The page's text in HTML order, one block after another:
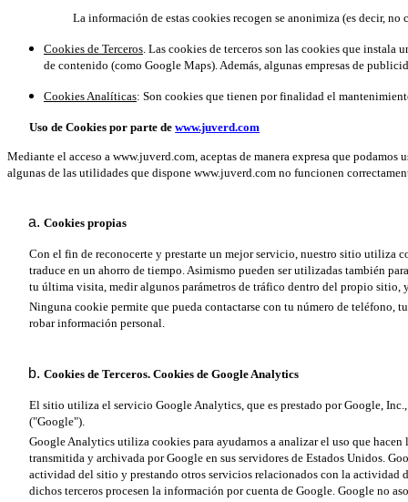
La información de estas cookies recogen se anonimiza (es decir,
Cookies de Terceros. Las cookies de terceros son las cookies que instala
de contenido (como Google Maps). Además, algunas empresas de
Cookies Analíticas: Son cookies que tienen por finalidad el
Uso de Cookies por parte dewww.juverd.com
Mediante el acceso a www.juverd.com, aceptas de manera expresa que
algunas de las utilidades que dispone www.juverd.com no funcionen
Cookies propias
Con el fin de reconocerte y prestarte un mejor servicio, nuestro sitio utiliza
traduce en un ahorro de tiempo. Asimismo pueden ser utilizadas también
tu última visita, medir algunos parámetros de tráfico dentro del propio sitio,
Ninguna cookie permite que pueda contactarse con tu número de
robar información personal.
Cookies de Terceros. Cookies de Google Analytics
El sitio utiliza el servicio Google Analytics, que es prestado por Google,
("Google").
Google Analytics utiliza cookies para ayudarnos a analizar el uso que
transmitida y archivada por Google en sus servidores de Estados Unidos.
actividad del sitio y prestando otros servicios relacionados con la actividad
dichos terceros procesen la información por cuenta de Google. Google no